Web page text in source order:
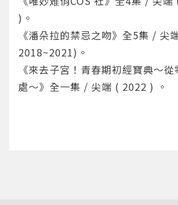
或 或
重設密碼
確定
取消
)。
《潘朵拉的禁忌之吻》全5集 / 尖
2018~2021)。
《來去子宮！青春期初經寶典～
處～》全一集 / 尖端 ( 2022 ) 。